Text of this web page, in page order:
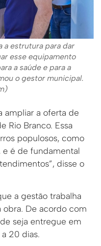
a estrutura para dar
esse equipamento
a saúde e para a
o gestor municipal.
ampliar a oferta de
Rio Branco. Essa
populosos, como
e é de fundamental
disse o
a gestão trabalha
obra. De acordo com
seja entregue em
20 dias.